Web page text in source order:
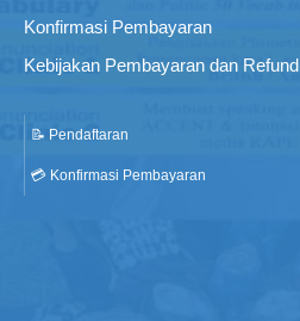
Konfirmasi Pembayaran
Kebijakan Pembayaran dan Refund
📝 Pendaftaran
💳 Konfirmasi Pembayaran